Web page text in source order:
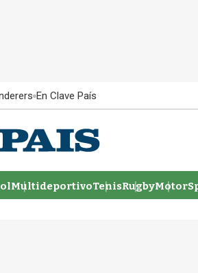
En Clave País
MultideportivoTenisRugby